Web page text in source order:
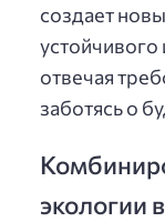
создает
устойчивого
отвечая
заботясь о
экологии